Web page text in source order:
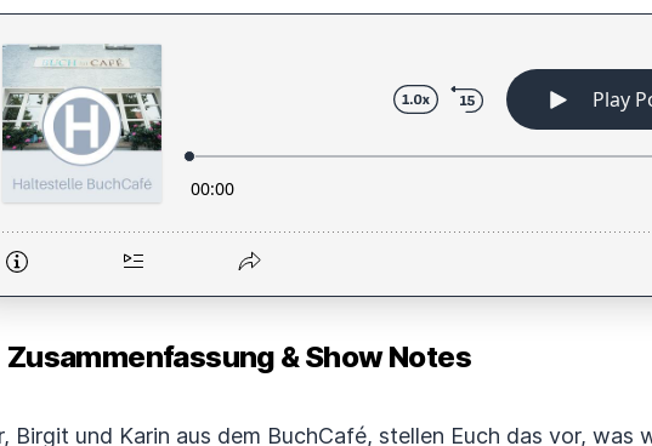
Zusammenfassung & Show Notes
Birgit und Karin aus dem BuchCafé, stellen Euch das vor, was